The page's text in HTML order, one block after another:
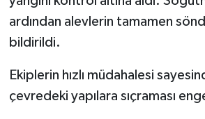
ardından alevlerin tamamen
bildirildi.
Ekiplerin hızlı müdahalesi
çevredeki yapılara sıçraması